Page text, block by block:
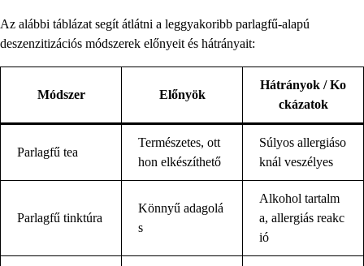
Az alábbi táblázat segít átlátni a leggyakoribb parlagfű-alapú
deszenzitizációs módszerek előnyeit és hátrányait:
Módszer Előnyök
Hátrányok / Ko
ckázatok
Parlagfű tea
Természetes, ott
hon elkészíthető
Súlyos allergiáso
knál veszélyes
Parlagfű tinktúra
Könnyű adagolá
s
Alkohol tartalm
a, allergiás reakc
ió